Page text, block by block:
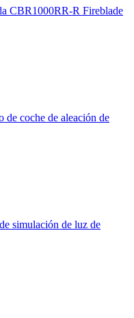
CBR1000RR-R Fireblade
coche de aleación de
simulación de luz de